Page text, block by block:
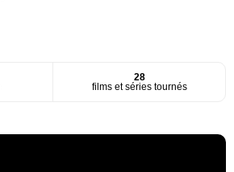
28
films et séries tournés